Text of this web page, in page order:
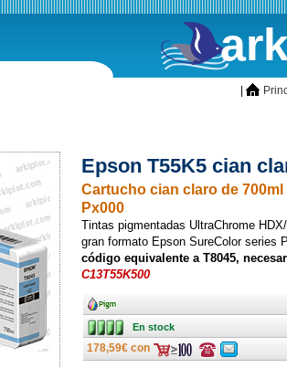
inicio
Epson T55K5 cian
Cartucho cian claro de
Px000
Tintas pigmentadas UltraChrome
gran formato Epson SureColor series
código equivalente a T8045,
C13T55K500
Ancho
En stock En stock
178,59€ con
Consulte
ofertas
Consulte
ofertas